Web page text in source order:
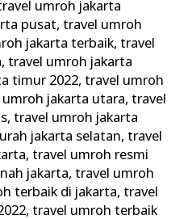
umroh jakarta
pusat,travel umroh
jakarta terbaik,travel
,travel umroh jakarta
timur 2022,travel umroh
jakarta utara,travel
,travel umroh jakarta
jakarta selatan,travel
,travel umroh resmi
jakarta,travel umroh
terbaik di jakarta,travel
,travel umroh terbaik